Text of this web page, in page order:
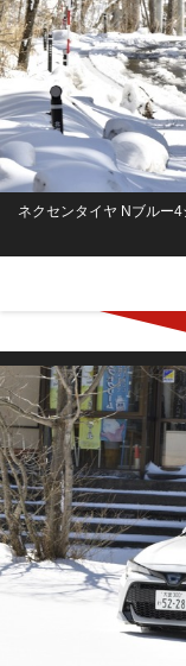
ネクセンタイヤ Nブルー4